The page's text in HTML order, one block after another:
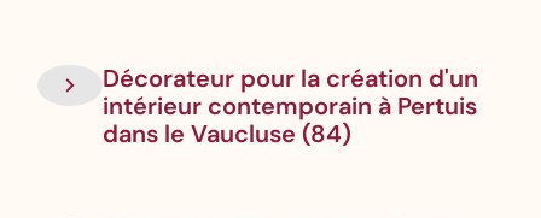
Décorateur pour la création d'un
intérieur contemporain à Pertuis
dans le Vaucluse (84)